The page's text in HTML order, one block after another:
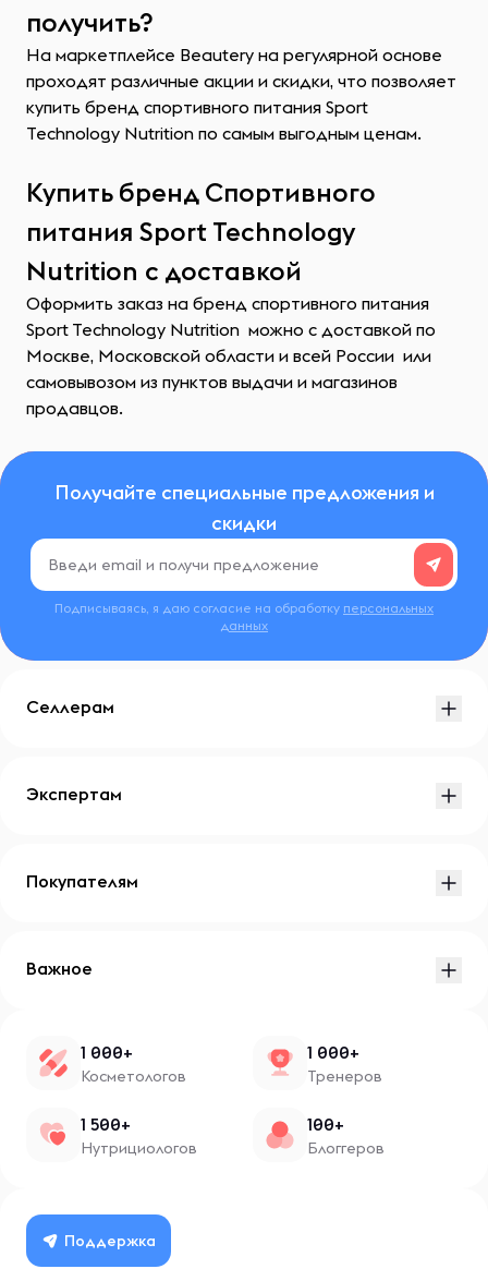
получить?
На маркетплейсе Beautery на регулярной основе
проходят различные акции и скидки, что позволяет
купить бренд спортивного питания Sport
Technology Nutrition по самым выгодным ценам.
Купить бренд Спортивного
питания Sport Technology
Nutrition с доставкой
Оформить заказ на бренд спортивного питания
Sport Technology Nutrition можно с доставкой по
Москве, Московской области и всей России или
самовывозом из пунктов выдачи и магазинов
продавцов.
Получайте специальные предложения и
скидки
Подписываясь, я даю согласие на обработку персональных
данных
Селлерам
Экспертам
Покупателям
Важное
1 000+
Косметологов
1 000+
Тренеров
1 500+
Нутрициологов
100+
Блоггеров
Поддержка